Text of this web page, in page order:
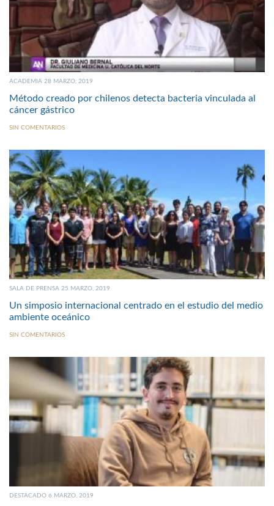
ACADEMIA 28 MARZO, 2019
Método creado por chilenos detecta bacteria vinculada al
cáncer gástrico
SIN COMENTARIOS
SALA DE PRENSA 25 MARZO, 2019
Un simposio internacional centrado en el estudio del medio
ambiente oceánico
SIN COMENTARIOS
DESTACADO 6 MARZO, 2019